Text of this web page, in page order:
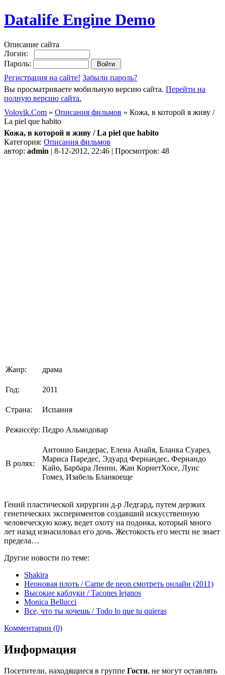
Datalife Engine Demo
Описание сайта
Логин:
Пароль:
Регистрация на сайте! Забыли пароль?
Вы просматриваете мобильную версию сайта. Перейти на
полную версию сайта.
Volovik.Com » Описания фильмов » Кожа, в которой я живу /
La piel que habito
Кожа, в которой я живу / La piel que habito
Категория: Описания фильмов
автор: admin | 8-12-2012, 22:46 | Просмотров: 48
Жанр: драма
Год: 2011
Страна: Испания
Режиссёр: Педро Альмодовар
В ролях:
Антонио Бандерас, Елена Анайя, Бланка Суарез,
Мариса Паредес, Эдуард Фернандес, Фернандо
Кайо, Барбара Ленни, Жан КорнетХосе, Луис
Гомез, Изабель Бланкоеще
Гений пластической хирургии д-р Ледгард, путем дерзких
генетических экспериментов создавший искусственную
человеческую кожу, ведет охоту на подонка, который много
лет назад изнасиловал его дочь. Жестокость его мести не знает
предела…
Другие новости по теме:
Shakira
Неоновая плоть / Carne de neon смотреть онлайн (2011)
Высокие каблуки / Tacones lejanos
Monica Bellucci
Все, что ты хочешь / Todo lo que tu quieras
Комментарии (0)
Информация
Посетители, находящиеся в группе Гости, не могут оставлять